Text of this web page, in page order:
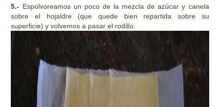
5.- Espolvoreamos un poco de la mezcla de azúcar y canela
sobre el hojaldre (que quede bien repartida sobre su
superficie) y volvemos a pasar el rodillo.